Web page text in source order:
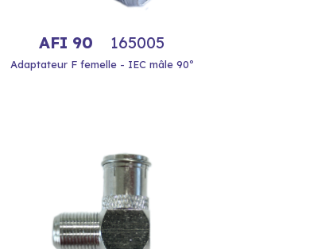
AFI 90 165005
Adaptateur F femelle - IEC mâle 90º